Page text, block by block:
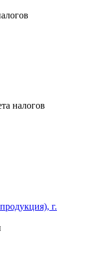
налогов
г.